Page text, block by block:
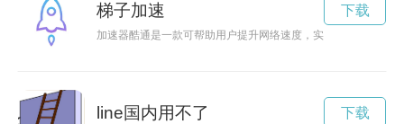
梯子加速
加速器酷通是一款可帮助用户提升网络速度，实现畅快上网体
下载
line国内用不了 下载